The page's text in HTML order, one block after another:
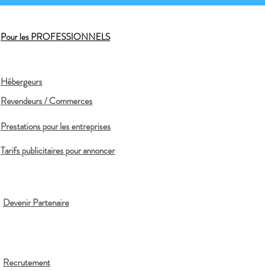
Pour les PROFESSIONNELS
Hébergeurs
Revendeurs / Commerces
Prestations pour les entreprises
Tarifs publicitaires pour annoncer
Devenir Partenaire
Recrutement